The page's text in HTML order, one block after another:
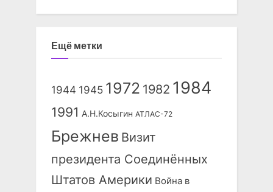
Ещё метки
1944 1945 1972 1982 1984
1991 А.Н.Косыгин АТЛАС-72
Брежнев Визит
президента Соединённых
Штатов Америки Война в